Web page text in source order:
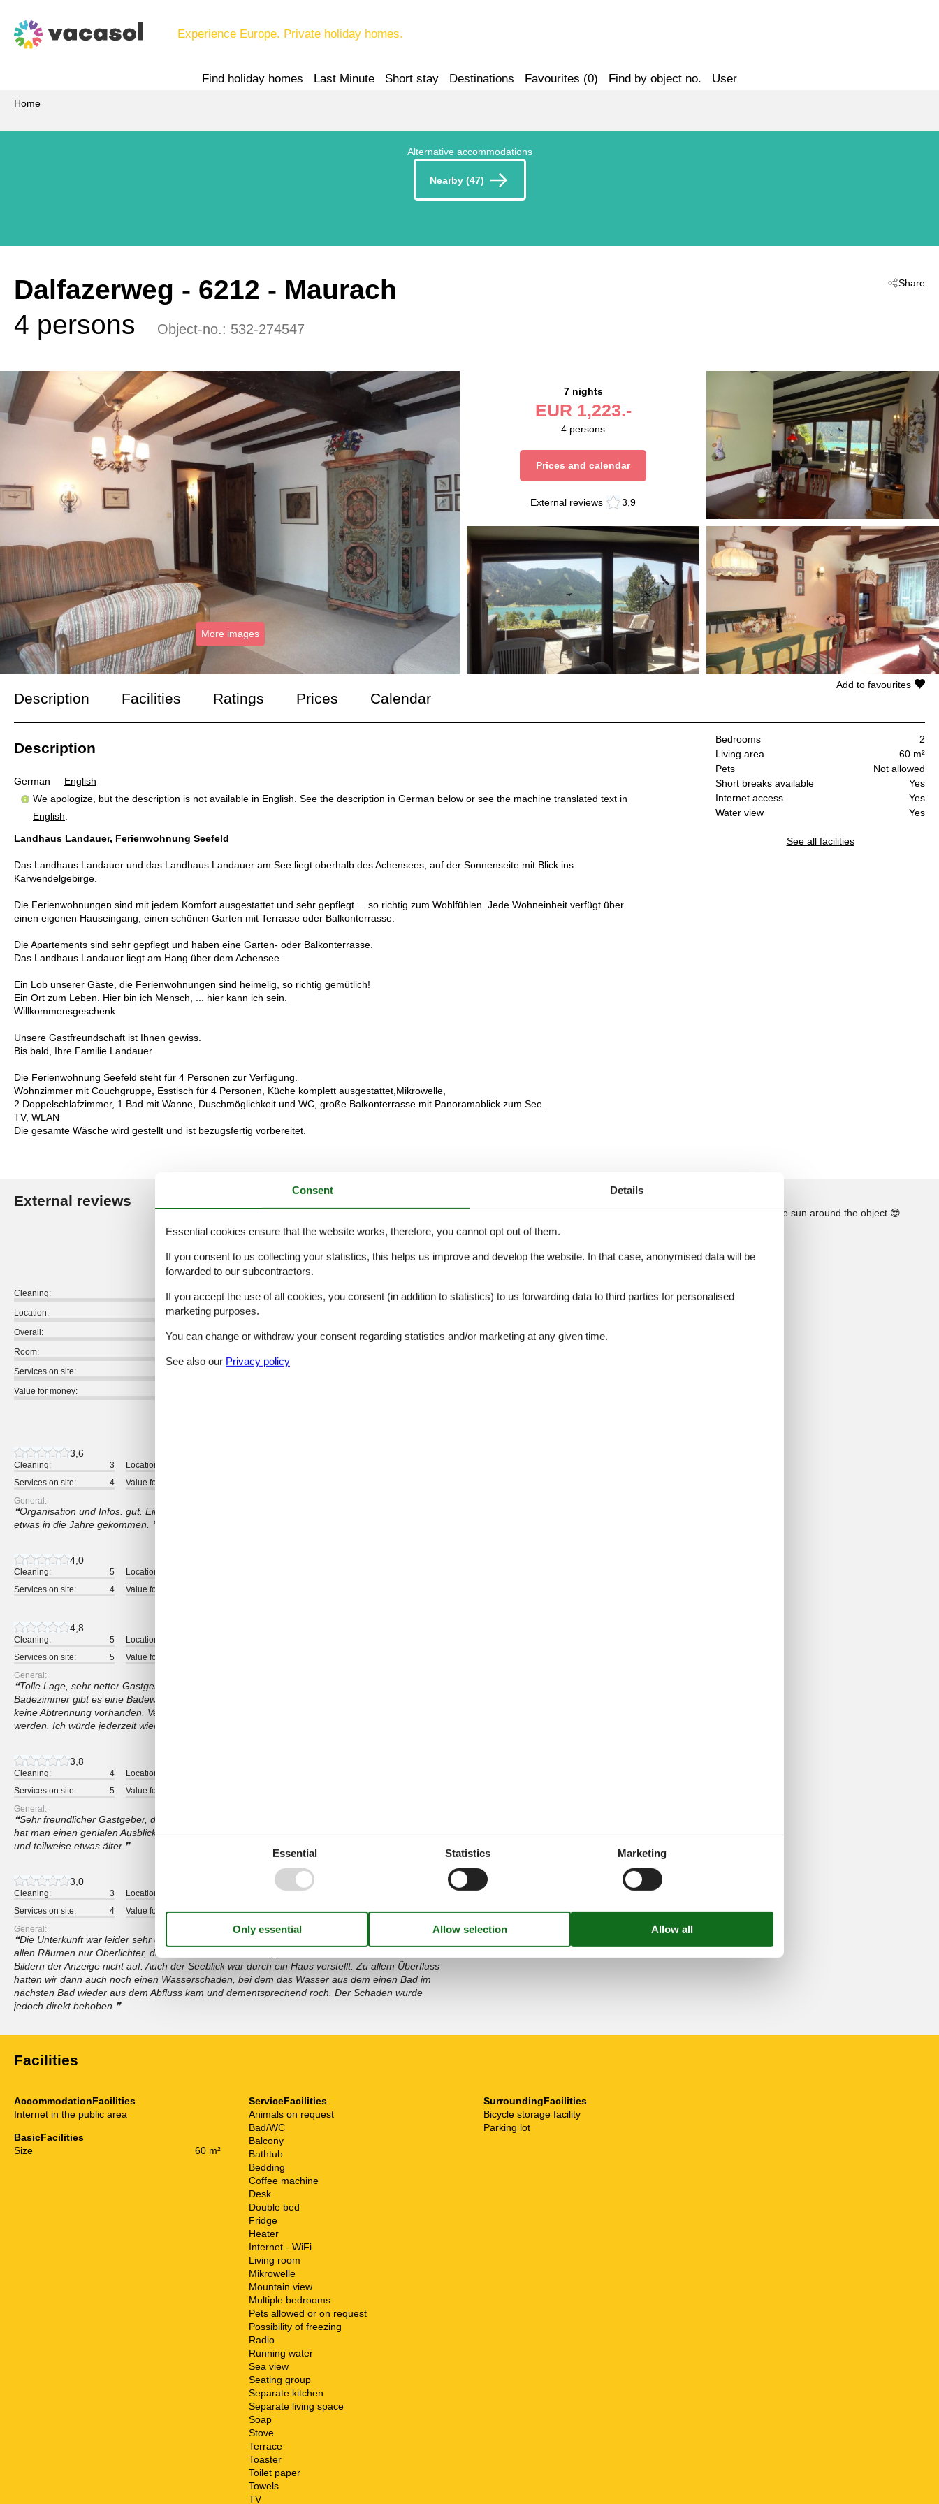
Experience Europe. Private holiday homes.
Find holiday homes Last Minute Short stay Destinations Favourites (0) Find by object no. User
Home
Alternative accommodations
Nearby (47)
Share
Dalfazerweg - 6212 - Maurach
4 persons
Object-no.: 532-274547
More images
7 nights
EUR 1,223.-
4 persons
Prices and calendar
External reviews 3,9
Description Facilities Ratings Prices Calendar
Bedrooms
2
Living area
60 m²
Pets
Not allowed
Short breaks available
Yes
Internet access
Yes
Water view
Yes
See all facilities
Add to favourites
Description
German
English
We apologize, but the description is not available in English. See the description in German below or see the machine translated text in
English.
Landhaus Landauer, Ferienwohnung Seefeld
Das Landhaus Landauer und das Landhaus Landauer am See liegt oberhalb des Achensees, auf der Sonnenseite mit Blick ins
Karwendelgebirge.
Die Ferienwohnungen sind mit jedem Komfort ausgestattet und sehr gepflegt.... so richtig zum Wohlfühlen. Jede Wohneinheit verfügt über
einen eigenen Hauseingang, einen schönen Garten mit Terrasse oder Balkonterrasse.
Die Apartements sind sehr gepflegt und haben eine Garten- oder Balkonterrasse.
Das Landhaus Landauer liegt am Hang über dem Achensee.
Ein Lob unserer Gäste, die Ferienwohnungen sind heimelig, so richtig gemütlich!
Ein Ort zum Leben. Hier bin ich Mensch, ... hier kann ich sein.
Willkommensgeschenk
Unsere Gastfreundschaft ist Ihnen gewiss.
Bis bald, Ihre Familie Landauer.
Die Ferienwohnung Seefeld steht für 4 Personen zur Verfügung.
Wohnzimmer mit Couchgruppe, Esstisch für 4 Personen, Küche komplett ausgestattet,Mikrowelle,
2 Doppelschlafzimmer, 1 Bad mit Wanne, Duschmöglichkeit und WC, große Balkonterrasse mit Panoramablick zum See.
TV, WLAN
Die gesamte Wäsche wird gestellt und ist bezugsfertig vorbereitet.
External reviews
3,9
Cleaning:
4,0
Location:
Overall:
4,0
Room:
Services on site:
Value for money:
3,6
Cleaning: 3 Location:
Services on site:
4 Value for money:
General:
Organisation und Infos. gut. Einsatz und Möglichkeiten mit der Erlebniscard optimal. Quartier
etwas in die Jahre gekommen.
4,0
Cleaning: 5 Location:
Services on site:
4 Value for money:
4,8
Cleaning: 5 Location:
Services on site:
5 Value for money:
General:
Tolle Lage, sehr netter Gastgeber und schönes Apartment mit älterer Einrichtung. Im
Badezimmer gibt es eine Badewanne. Will man nur duschen, ist schnell das Badezimmer nass da
keine Abtrennung vorhanden. Vermisst habe ich einen Wäscheständer. Föhn sollte mitgebracht
werden. Ich würde jederzeit wieder buchen und kann die Wohnung empfehlen.
3,8
Cleaning: 4 Location:
Services on site:
5 Value for money:
General:
Sehr freundlicher Gastgeber, der auch auf Wünsche prompt reagierte. Vom Appartment Seefeld
hat man einen genialen Ausblick auf den See. Möblierung des Appartments ist funktional, einfach
und teilweise etwas älter.
3,0 juli 2021
Cleaning: 3 Location:
Services on site:
4 Value for money:
3
General:
Die Unterkunft war leider sehr dunkel und schlecht zu lüften. Bis auf das Wohnzimmer gab es in
allen Räumen nur Oberlichter, die man teilweise nur auf Kipp öffnen konnte. Das tauchte in den
Bildern der Anzeige nicht auf. Auch der Seeblick war durch ein Haus verstellt. Zu allem Überfluss
hatten wir dann auch noch einen Wasserschaden, bei dem das Wasser aus dem einen Bad im
nächsten Bad wieder aus dem Abfluss kam und dementsprechend roch. Der Schaden wurde
jedoch direkt behoben.
See nearby objects See the course of the sun around the object 😎
Facilities
AccommodationFacilities
Internet in the public area
BasicFacilities
Size
60 m²
ServiceFacilities
Animals on request
Bad/WC
Balcony
Bathtub
Bedding
Coffee machine
Desk
Double bed
Fridge
Heater
Internet - WiFi
Living room
Mikrowelle
Mountain view
Multiple bedrooms
Pets allowed or on request
Possibility of freezing
Radio
Running water
Sea view
Seating group
Separate kitchen
Separate living space
Soap
Stove
Terrace
Toaster
Toilet paper
Towels
TV
SurroundingFacilities
Bicycle storage facility
Parking lot
Consent Details
Essential cookies ensure that the website works, therefore, you cannot opt out of them.
If you consent to us collecting your statistics, this helps us improve and develop the website. In that case, anonymised data will be
forwarded to our subcontractors.
If you accept the use of all cookies, you consent (in addition to statistics) to us forwarding data to third parties for personalised
marketing purposes.
You can change or withdraw your consent regarding statistics and/or marketing at any given time.
See also our Privacy policy
Essential Statistics Marketing